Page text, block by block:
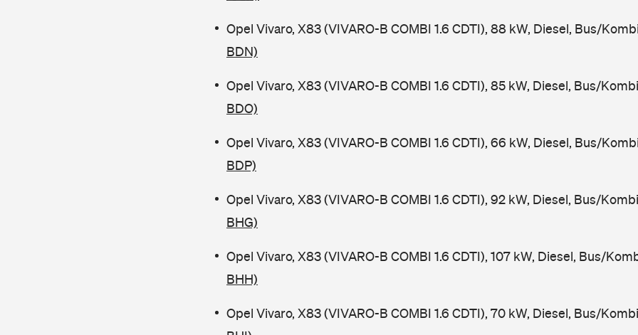
Opel Vivaro, X83 (VIVARO-B COMBI 1.6 CDTI), 88 kW, Diesel, Bus/
BDN)
Opel Vivaro, X83 (VIVARO-B COMBI 1.6 CDTI), 85 kW, Diesel, Bus/
BDO)
Opel Vivaro, X83 (VIVARO-B COMBI 1.6 CDTI), 66 kW, Diesel, Bus/
BDP)
Opel Vivaro, X83 (VIVARO-B COMBI 1.6 CDTI), 92 kW, Diesel, Bus/
BHG)
Opel Vivaro, X83 (VIVARO-B COMBI 1.6 CDTI), 107 kW, Diesel, Bus/
BHH)
Opel Vivaro, X83 (VIVARO-B COMBI 1.6 CDTI), 70 kW, Diesel, Bus/